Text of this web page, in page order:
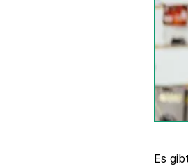
Verbinde
Shopify,
Es